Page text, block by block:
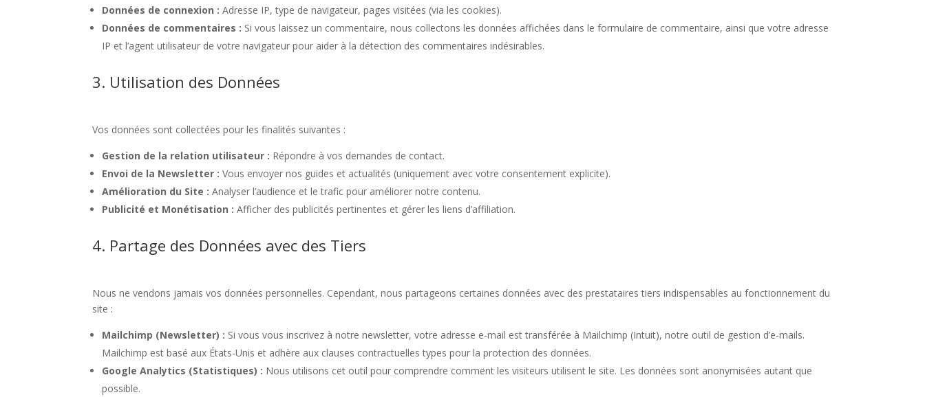
Données de connexion : Adresse IP, type de navigateur, pages visitées (via les cookies).
Données de commentaires : Si vous laissez un commentaire, nous collectons les données affichées dans le formulaire de commentaire, ainsi que votre adresse
IP et l’agent utilisateur de votre navigateur pour aider à la détection des commentaires indésirables.
3. Utilisation des Données
Vos données sont collectées pour les finalités suivantes :
Gestion de la relation utilisateur : Répondre à vos demandes de contact.
Envoi de la Newsletter : Vous envoyer nos guides et actualités (uniquement avec votre consentement explicite).
Amélioration du Site : Analyser l’audience et le trafic pour améliorer notre contenu.
Publicité et Monétisation : Afficher des publicités pertinentes et gérer les liens d’affiliation.
4. Partage des Données avec des Tiers
Nous ne vendons jamais vos données personnelles. Cependant, nous partageons certaines données avec des prestataires tiers indispensables au fonctionnement du
site :
Mailchimp (Newsletter) : Si vous vous inscrivez à notre newsletter, votre adresse e-mail est transférée à Mailchimp (Intuit), notre outil de gestion d’e-mails.
Mailchimp est basé aux États-Unis et adhère aux clauses contractuelles types pour la protection des données.
Google Analytics (Statistiques) : Nous utilisons cet outil pour comprendre comment les visiteurs utilisent le site. Les données sont anonymisées autant que
possible.